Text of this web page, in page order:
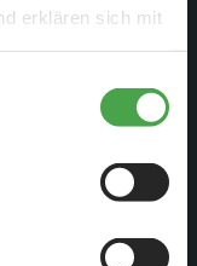
erklären sich mit
technisch
finden Sie in
wurde gegossen!